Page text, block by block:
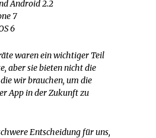
Android 2.2
7
6
waren ein wichtiger Teil
aber sie bieten nicht die
wir brauchen, um die
App in der Zukunft zu
Entscheidung für uns,